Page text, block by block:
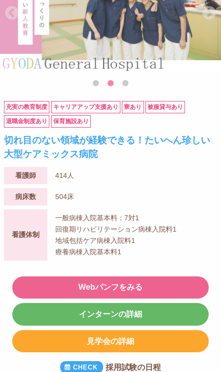
充実の教育制度 キャリアアップ支援あり 寮あり 被服貸与あり
退職金制度あり 保育施設あり
切れ目のない領域が経験できる！たいへん珍しい
大型ケアミックス病院
看護師 414人
病床数 504床
看護体制
一般病棟入院基本料：7対1
回復期リハビリテーション病棟入院料1
地域包括ケア病棟入院料1
療養病棟入院基本料1
Webパンフをみる
インターンの詳細
見学会の詳細
採用試験の日程